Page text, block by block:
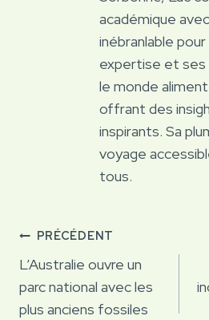
académique
inébranlable
expertise et ses
le monde
offrant des
inspirants. Sa
voyage
tous.
Navigation
de
l’article
PRÉCÉDENT
L’Australie ouvre un
parc national avec les
plus anciens fossiles